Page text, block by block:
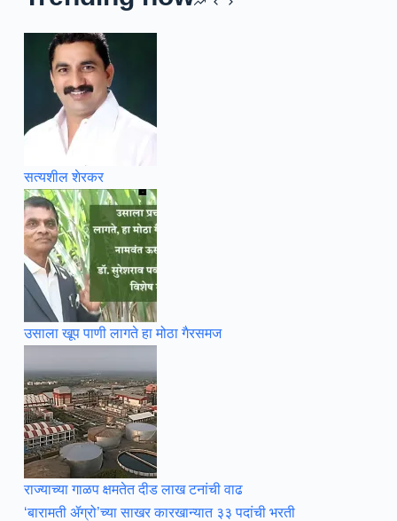
सत्यशील शेरकर
उसाला खूप पाणी लागते हा मोठा गैरसमज
राज्याच्या गाळप क्षमतेत दीड लाख टनांची वाढ
‘बारामती ॲग्रो’च्या साखर कारखान्यात ३३ पदांची भरती